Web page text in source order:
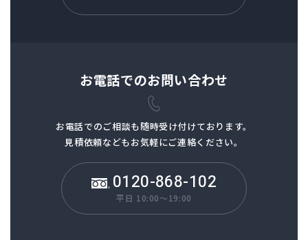
お電話でのお問い合わせ
お電話でのご相談も随時受け付けております。
見積依頼などもお気軽にご連絡ください。
0120-868-102
平日 10:00～19:00